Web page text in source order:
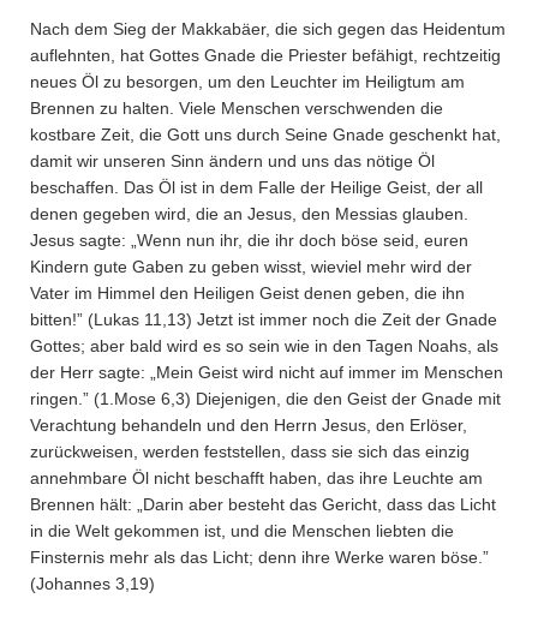
Nach dem Sieg der Makkabäer, die sich gegen das Heidentum
auflehnten, hat Gottes Gnade die Priester befähigt, rechtzeitig
neues Öl zu besorgen, um den Leuchter im Heiligtum am
Brennen zu halten. Viele Menschen verschwenden die
kostbare Zeit, die Gott uns durch Seine Gnade geschenkt hat,
damit wir unseren Sinn ändern und uns das nötige Öl
beschaffen. Das Öl ist in dem Falle der Heilige Geist, der all
denen gegeben wird, die an Jesus, den Messias glauben.
Jesus sagte: „Wenn nun ihr, die ihr doch böse seid, euren
Kindern gute Gaben zu geben wisst, wieviel mehr wird der
Vater im Himmel den Heiligen Geist denen geben, die ihn
bitten!” (Lukas 11,13) Jetzt ist immer noch die Zeit der Gnade
Gottes; aber bald wird es so sein wie in den Tagen Noahs, als
der Herr sagte: „Mein Geist wird nicht auf immer im Menschen
ringen.” (1.Mose 6,3) Diejenigen, die den Geist der Gnade mit
Verachtung behandeln und den Herrn Jesus, den Erlöser,
zurückweisen, werden feststellen, dass sie sich das einzig
annehmbare Öl nicht beschafft haben, das ihre Leuchte am
Brennen hält: „Darin aber besteht das Gericht, dass das Licht
in die Welt gekommen ist, und die Menschen liebten die
Finsternis mehr als das Licht; denn ihre Werke waren böse.”
(Johannes 3,19)